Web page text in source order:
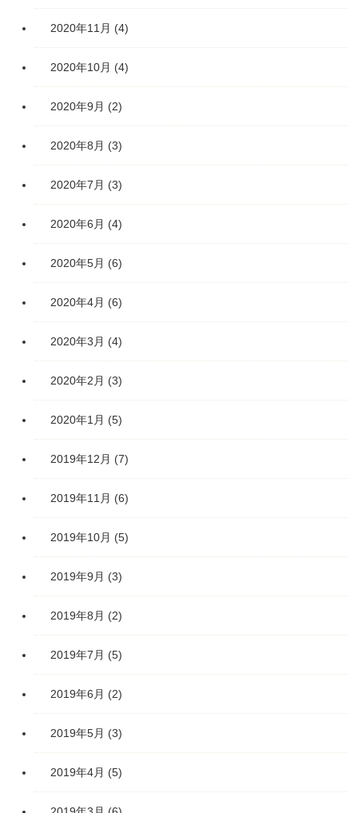
2020年11月 (4)
2020年10月 (4)
2020年9月 (2)
2020年8月 (3)
2020年7月 (3)
2020年6月 (4)
2020年5月 (6)
2020年4月 (6)
2020年3月 (4)
2020年2月 (3)
2020年1月 (5)
2019年12月 (7)
2019年11月 (6)
2019年10月 (5)
2019年9月 (3)
2019年8月 (2)
2019年7月 (5)
2019年6月 (2)
2019年5月 (3)
2019年4月 (5)